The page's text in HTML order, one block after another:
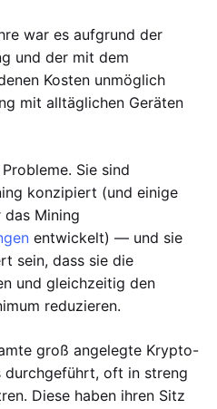
war es aufgrund der
und der mit dem
Kosten unmöglich
mit alltäglichen Geräten
Sie sind
konzipiert (und einige
das Mining
entwickelt) — und sie
sein, dass sie die
und gleichzeitig den
reduzieren.
groß angelegte Krypto-
durchgeführt, oft in streng
Diese haben ihren Sitz